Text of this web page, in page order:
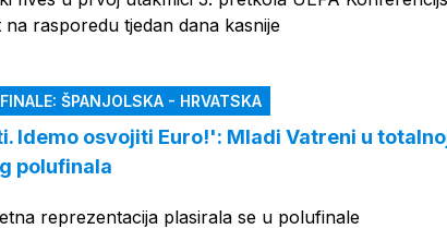
rasporedu tjedan dana kasnije
ŠPANJOLSKA - HRVATSKA
Idemo osvojiti Euro!': Mladi Vatreni u
polufinala
reprezentacija plasirala se u polufinale